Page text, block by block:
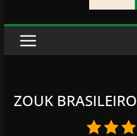
ZOUK BRASILEIRO